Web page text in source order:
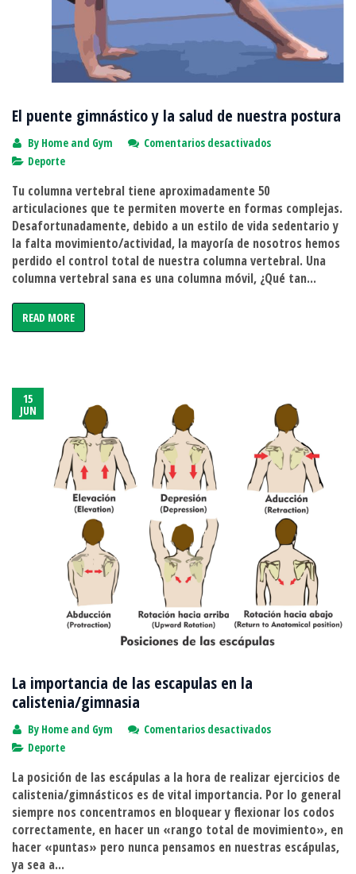
El puente gimnástico y la salud de nuestra postura
By Home and Gym Comentarios desactivadosen
y
la
salud
de
nuestra
Deporte
Tu columna vertebral tiene aproximadamente 50
articulaciones que te permiten moverte en formas complejas.
Desafortunadamente, debido a un estilo de vida sedentario y
la falta movimiento/actividad, la mayoría de nosotros hemos
perdido el control total de nuestra columna vertebral. Una
columna vertebral sana es una columna móvil, ¿Qué tan...
READ MORE
15
JUN
La importancia de las escapulas en la
calistenia/gimnasia
By Home and Gym Comentarios desactivadosen
de
las
escapulas
en
la
Deporte
La posición de las escápulas a la hora de realizar ejercicios de
calistenia/gimnásticos es de vital importancia. Por lo general
siempre nos concentramos en bloquear y flexionar los codos
correctamente, en hacer un «rango total de movimiento», en
hacer «puntas» pero nunca pensamos en nuestras escápulas,
ya sea a...